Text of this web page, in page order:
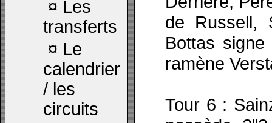
¤ Les
transferts
¤ Le
calendrier
/ les
circuits
de Russell,
Bottas
ramène
Tour 6 :